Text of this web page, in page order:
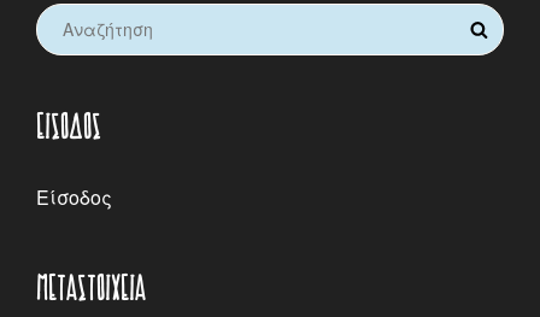
Search
for:
SEARCH
ΕΊΣΟΔΟΣ
Είσοδος
ΜΕΤΑΣΤΟΙΧΕΊΑ